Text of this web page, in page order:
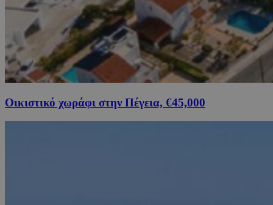
Οικιστικό χωράφι στην Πέγεια, €45,000